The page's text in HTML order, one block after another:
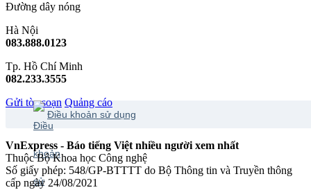
Đường dây nóng
Hà Nội
083.888.0123
Tp. Hồ Chí Minh
082.233.3555
Gửi tòa soạn Quảng cáo
Điều khoản sử dụng
VnExpress - Báo tiếng Việt nhiều người xem nhất
Thuộc Bộ Khoa học Công nghệ
Số giấy phép: 548/GP-BTTTT do Bộ Thông tin và Truyền thông
cấp ngày 24/08/2021